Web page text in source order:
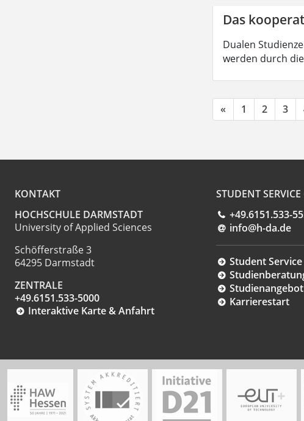
Das
Dualen
werden durch
« 1 2 3
KONTAKT
HOCHSCHULE DARMSTADT
University of Applied Sciences
Schöfferstraße 3
64295 Darmstadt
ZENTRALE
+49.6151.533-5000
Interaktive Karte & Anfahrt
STUDENT SERVICE
+49.6151.533-
info@h-da.de
Student
Studienangebot
Karrierestart